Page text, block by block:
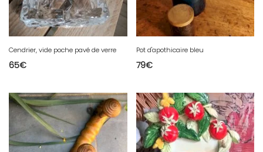
Cendrier, vide poche pavé de verre
65€
Pot d'apothicaire bleu
79€